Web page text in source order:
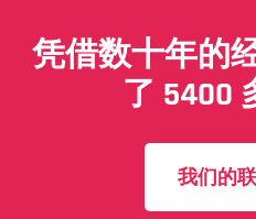
凭借数十年的
了 5400
我们的